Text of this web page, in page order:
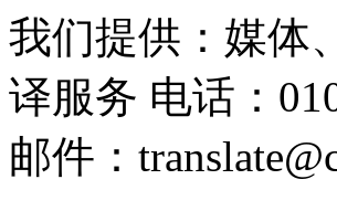
我们提供：媒体
译服务 电话：
邮件：